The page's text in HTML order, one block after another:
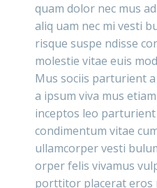
quam dolor nec mus
aliq uam nec mi vesti
risque suspe ndisse
molestie vitae euis
Mus sociis parturient
a ipsum viva mus
inceptos leo
condimentum vitae
ullamcorper vesti
orper felis vivamus
porttitor placerat eros